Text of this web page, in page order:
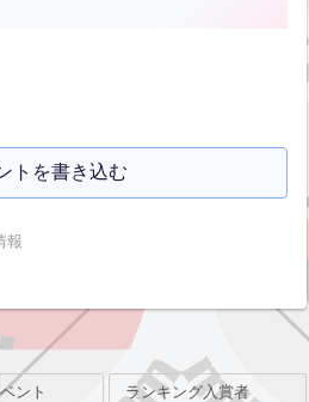
トを書き込む
報
ント ランキング入賞者